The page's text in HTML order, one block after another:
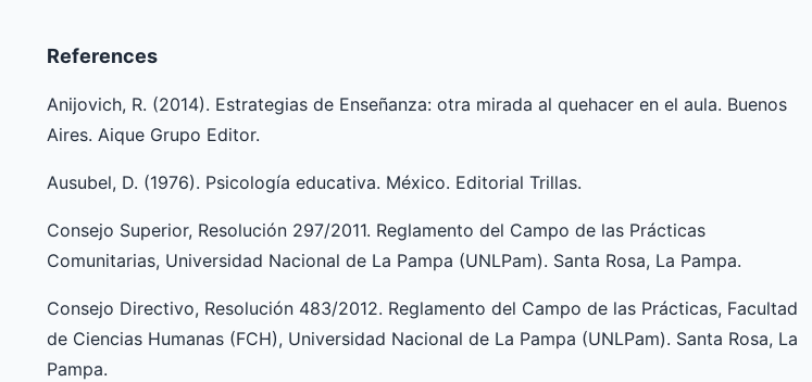
References
Anijovich, R. (2014). Estrategias de Enseñanza: otra mirada al quehacer en el aula. Buenos
Aires. Aique Grupo Editor.
Ausubel, D. (1976). Psicología educativa. México. Editorial Trillas.
Consejo Superior, Resolución 297/2011. Reglamento del Campo de las Prácticas
Comunitarias, Universidad Nacional de La Pampa (UNLPam). Santa Rosa, La Pampa.
Consejo Directivo, Resolución 483/2012. Reglamento del Campo de las Prácticas, Facultad
de Ciencias Humanas (FCH), Universidad Nacional de La Pampa (UNLPam). Santa Rosa, La
Pampa.